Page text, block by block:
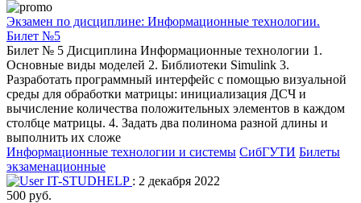
Экзамен по дисциплине: Информационные технологии.
Билет №5
Билет № 5 Дисциплина Информационные технологии 1.
Основные виды моделей 2. Библиотеки Simulink 3.
Разработать программный интерфейс с помощью визуальной
среды для обработки матрицы: инициализация ДСЧ и
вычисление количества положительных элементов в каждом
столбце матрицы. 4. Задать два полинома разной длины и
выполнить их сложе
Информационные технологии и системы СибГУТИ Билеты
экзаменационные
IT-STUDHELP : 2 декабря 2022
500 руб.